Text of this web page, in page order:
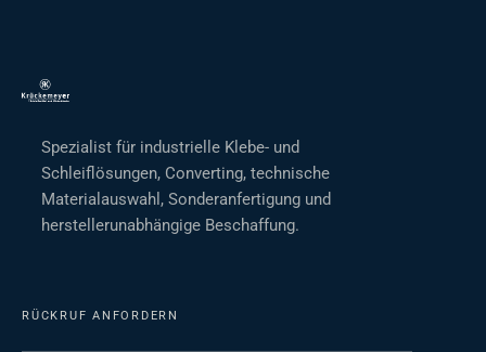
Spezialist für industrielle Klebe- und
Schleiflösungen, Converting, technische
Materialauswahl, Sonderanfertigung und
herstellerunabhängige Beschaffung.
RÜCKRUF ANFORDERN